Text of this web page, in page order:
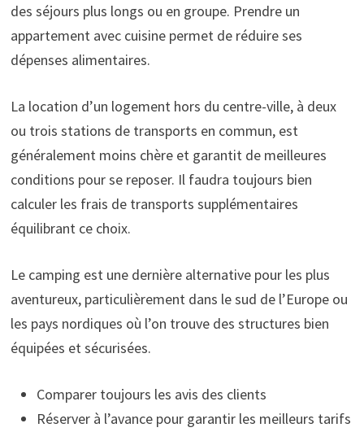
des séjours plus longs ou en groupe. Prendre un
appartement avec cuisine permet de réduire ses
dépenses alimentaires.
La location d’un logement hors du centre-ville, à deux
ou trois stations de transports en commun, est
généralement moins chère et garantit de meilleures
conditions pour se reposer. Il faudra toujours bien
calculer les frais de transports supplémentaires
équilibrant ce choix.
Le camping est une dernière alternative pour les plus
aventureux, particulièrement dans le sud de l’Europe ou
les pays nordiques où l’on trouve des structures bien
équipées et sécurisées.
Comparer toujours les avis des clients
Réserver à l’avance pour garantir les meilleurs tarifs